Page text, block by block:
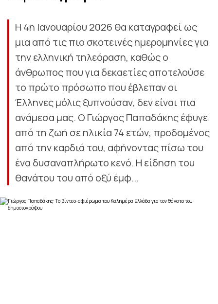
Η 4η Ιανουαρίου 2026 θα καταγραφεί ως
μια από τις πιο σκοτεινές ημερομηνίες για
την ελληνική τηλεόραση, καθώς ο
άνθρωπος που για δεκαετίες αποτελούσε
το πρώτο πρόσωπο που έβλεπαν οι
Έλληνες μόλις ξυπνούσαν, δεν είναι πια
ανάμεσα μας. Ο Γιώργος Παπαδάκης έφυγε
από τη ζωή σε ηλικία 74 ετών, προδομένος
από την καρδιά του, αφήνοντας πίσω του
ένα δυσαναπλήρωτο κενό. Η είδηση του
θανάτου του από οξύ έμφ...